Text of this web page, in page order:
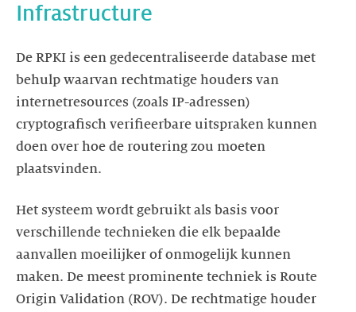
Infrastructure
De RPKI is een gedecentraliseerde database met
behulp waarvan rechtmatige houders van
internetresources (zoals IP-adressen)
cryptografisch verifieerbare uitspraken kunnen
doen over hoe de routering zou moeten
plaatsvinden.
Het systeem wordt gebruikt als basis voor
verschillende technieken die elk bepaalde
aanvallen moeilijker of onmogelijk kunnen
maken. De meest prominente techniek is Route
Origin Validation (ROV). De rechtmatige houder